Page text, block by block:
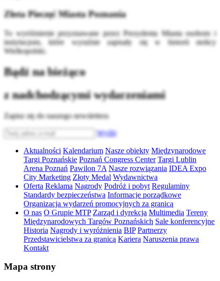
Złota Pieczęć Miasta Poznania
To wyróżnienie przyznawane przez Prezydenta Miasta osobom i
instytucjom, które wyraźnie zapisały się w historii stolicy
Wielkopolski.
Bądź na bieżąco
z nadchodzącymi wydarzeniami
Zapisz się do naszego newslettera
Wyślij
Aktualności Kalendarium Nasze obiekty Międzynarodowe
Targi Poznańskie Poznań Congress Center Targi Lublin
Arena Poznań Pawilon 7A Nasze rozwiązania IDEA Expo
City Marketing Złoty Medal Wydawnictwa
Oferta Reklama Nagrody Podróż i pobyt Regulaminy
Standardy bezpieczeństwa Informacje porządkowe
Organizacja wydarzeń promocyjnych za granicą
O nas O Grupie MTP Zarząd i dyrekcja Multimedia Tereny
Międzynarodowych Targów Poznańskich Sale konferencyjne
Historia Nagrody i wyróżnienia BIP Partnerzy
Przedstawicielstwa za granicą Kariera Naruszenia prawa
Kontakt
Mapa strony